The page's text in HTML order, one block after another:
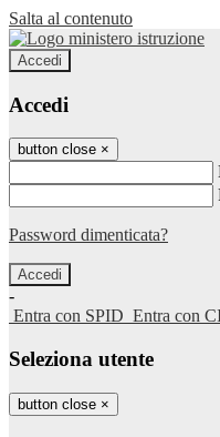
Salta al contenuto
Accedi
Accedi
button close ×
Password dimenticata?
-
Entra con SPID Entra con
Seleziona utente
button close ×